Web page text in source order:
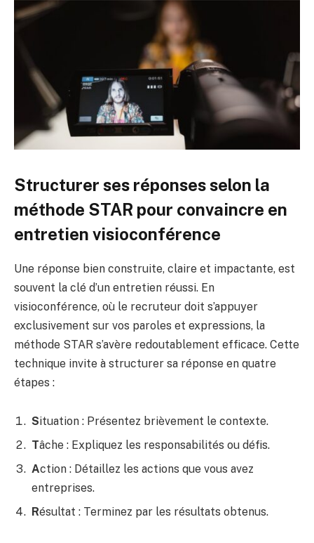
Structurer ses réponses selon la
méthode STAR pour convaincre en
entretien visioconférence
Une réponse bien construite, claire et impactante, est
souvent la clé d’un entretien réussi. En
visioconférence, où le recruteur doit s’appuyer
exclusivement sur vos paroles et expressions, la
méthode STAR s’avère redoutablement efficace. Cette
technique invite à structurer sa réponse en quatre
étapes :
Situation : Présentez brièvement le contexte.
Tâche : Expliquez les responsabilités ou défis.
Action : Détaillez les actions que vous avez
entreprises.
Résultat : Terminez par les résultats obtenus.